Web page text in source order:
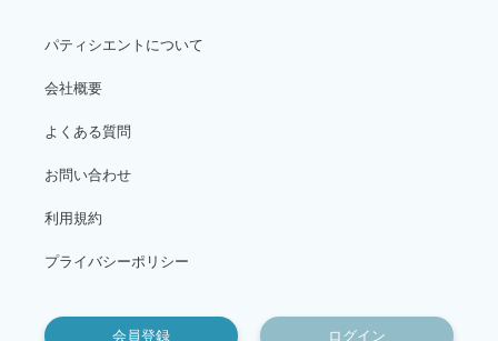
パティシエントについて
会社概要
よくある質問
お問い合わせ
利用規約
プライバシーポリシー
会員登録 ログイン